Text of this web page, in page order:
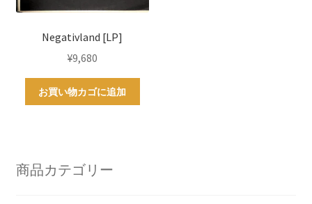
Negativland [LP]
¥9,680
お買い物カゴに追加
商品カテゴリー